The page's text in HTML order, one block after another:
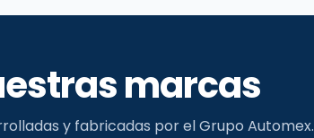
marcas
y fabricadas por el Grupo Automex.